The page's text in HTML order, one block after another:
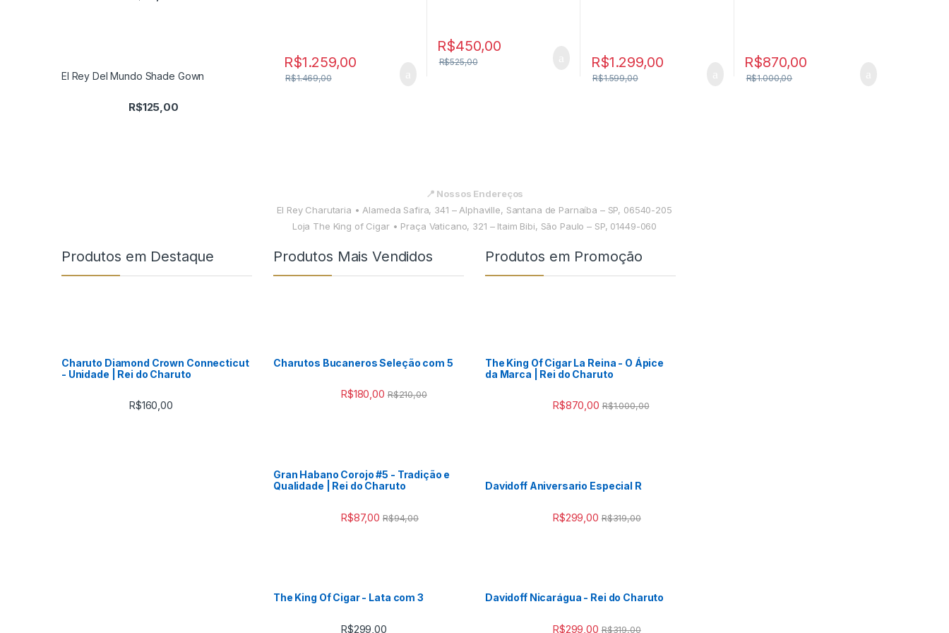
R$1.259,00
R$1.469,00
R$450,00
R$525,00 R$1.299,00
R$1.599,00
R$870,00
R$1.000,00
El Rey Del Mundo Shade Gown
R$125,00
📍 Nossos Endereços
El Rey Charutaria • Alameda Safira, 341 – Alphaville, Santana de Parnaíba – SP, 06540-205
Loja The King of Cigar • Praça Vaticano, 321 – Itaim Bibi, São Paulo – SP, 01449-060
Produtos em Destaque
Charuto Diamond Crown Connecticut
- Unidade | Rei do Charuto
R$160,00
Produtos Mais Vendidos
Charutos Bucaneros Seleção com 5
R$180,00 R$210,00
Gran Habano Corojo #5 - Tradição e
Qualidade | Rei do Charuto
R$87,00 R$94,00
The King Of Cigar - Lata com 3
R$299,00
Produtos em Promoção
The King Of Cigar La Reina - O Ápice
da Marca | Rei do Charuto
R$870,00 R$1.000,00
Davidoff Aniversario Especial R
R$299,00 R$319,00
Davidoff Nicarágua - Rei do Charuto
R$299,00 R$319,00